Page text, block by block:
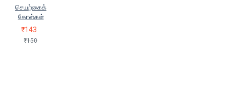
செயற்கைக்
கோள்கள்
₹143
₹150